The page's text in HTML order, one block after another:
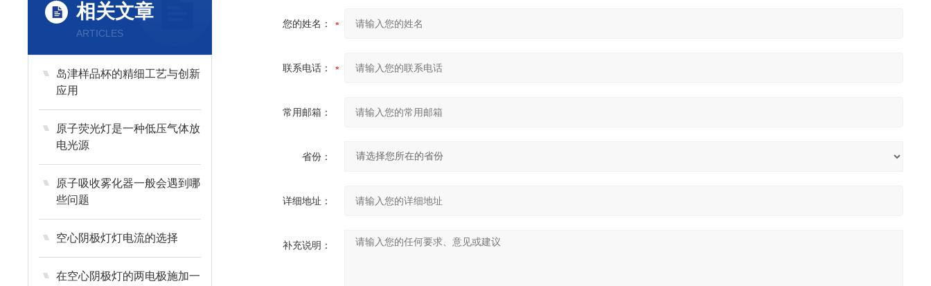
相关文章
ARTICLES
岛津样品杯的精细工艺与创新
应用
原子荧光灯是一种低压气体放
电光源
原子吸收雾化器一般会遇到哪
些问题
空心阴极灯灯电流的选择
在空心阴极灯的两电极施加一
您的姓名：
联系电话：
常用邮箱：
省份：
详细地址：
补充说明：